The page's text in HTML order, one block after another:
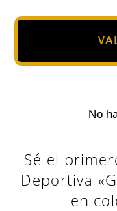
No
Sé el
Deportiva
en